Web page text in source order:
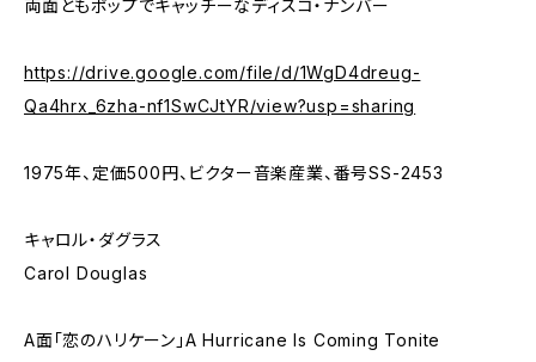
両面ともポップでキャッチーなディスコ・ナンバー
https://drive.google.com/file/d/1WgD4dreug-
Qa4hrx_6zha-nf1SwCJtYR/view?usp=sharing
1975年、定価500円、ビクター音楽産業、番号SS-2453
キャロル・ダグラス
Carol Douglas
A面「恋のハリケーン」A Hurricane Is Coming Tonite